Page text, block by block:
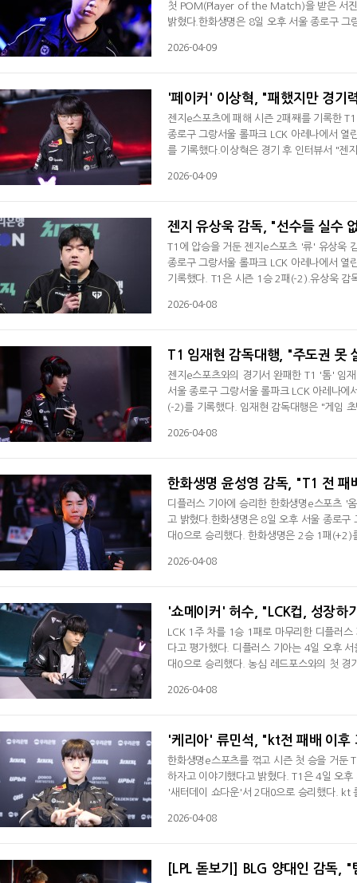
첫 POM(Player of the Match)을 받은 서진
밝혔다.한화생명은 8일 오후 서울 종로구 그
M을 받은 서진혁은 경기 후 방송 인터뷰에
2026-04-09
'페이커' 이상혁, "패했지만 경기
젠지e스포츠에 패해 시즌 2패째를 기록한
종로구 그랑서울 롤파크 LCK 아레나에서
를 기록했다.이상혁은 경기 후 인터뷰서 "젠
에 도전한다. '1승 2패로 시작했지만 경기력
2026-04-09
젠지 유상욱 감독, "선수들 실수
T1에 압승을 거둔 젠지e스포츠 '류' 유상욱
종로구 그랑서울 롤파크 LCK 아레나에서
기록했다. T1은 시즌 1승 2패(-2).유상욱 감
서 잘 나온 거 같다"고 평가했다. 금일부터
2026-04-08
T1 임재현 감독대행, "주도권 못
젠지e스포츠와의 경기서 완패한 T1 '톰' 임
서울 종로구 그랑서울 롤파크 LCK 아레나
(-2)를 기록했다. 임재현 감독대행은 "게임
며 달라진 게임 양상에 관해 설명했다. 임 감
2026-04-08
한화생명 윤성영 감독, "T1 전 패
디플러스 기아에 승리한 한화생명e스포츠 '
고 밝혔다.한화생명은 8일 오후 서울 종로구
대0으로 승리했다. 한화생명은 2승 1패(+2)
가 한 픽을 많이 더 생각했고 보완하려고 했
2026-04-08
'쇼메이커' 허수, "LCK컵, 성장하
LCK 1주 차를 1승 1패로 마무리한 디플러
다고 평가했다. 디플러스 기아는 4일 오후
대0으로 승리했다. 농심 레드포스와의 첫
준비해야 할 거 같다"라며 "농심과의 경기는
2026-04-08
'케리아' 류민석, "kt전 패배 이후
한화생명e스포츠를 꺾고 시즌 첫 승을 거둔
하자고 이야기했다고 밝혔다. T1은 4일 오
'새터데이 쇼다운'서 2대0으로 승리했다. kt
좋다"라며 "kt와의 경기 후 팀 전체적으로 의
2026-04-08
[LPL 돋보기] BLG 양대인 감독,